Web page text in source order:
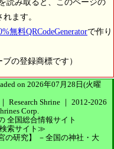
読み取ると、このページの
ます。
無料QRCodeGeneratorで作り
の登録商標です）
on 2026年07月28日(火曜
Research Shrine ｜ 2012-2026
Corp.
全国総合情報サイト
検索サイト≫
の研究】
－全国の神社・大